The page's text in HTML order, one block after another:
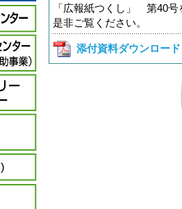
「広報紙つくし」 第40号
是非ご覧ください。
添付資料ダウンロード